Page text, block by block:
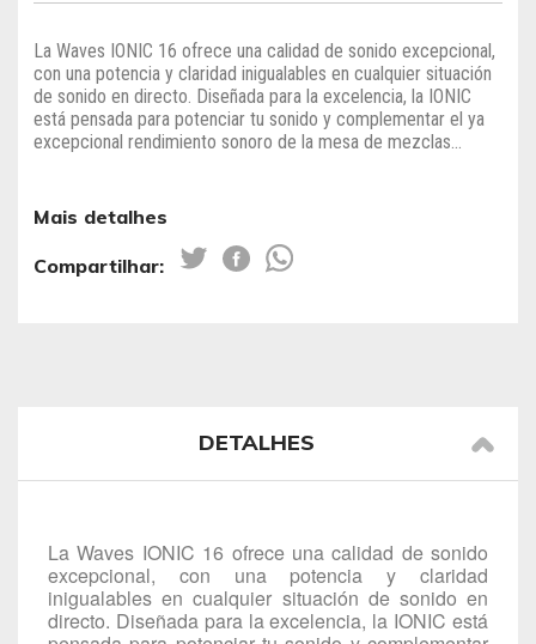
La Waves IONIC 16 ofrece una calidad de sonido excepcional,
con una potencia y claridad inigualables en cualquier situación
de sonido en directo. Diseñada para la excelencia, la IONIC
está pensada para potenciar tu sonido y complementar el ya
excepcional rendimiento sonoro de la mesa de mezclas...
Mais detalhes
Compartilhar:
DETALHES
La Waves IONIC 16 ofrece una calidad de sonido
excepcional, con una potencia y claridad
inigualables en cualquier situación de sonido en
directo. Diseñada para la excelencia, la IONIC está